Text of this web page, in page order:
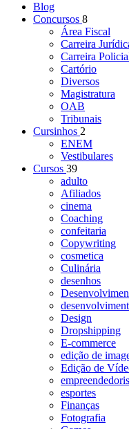
Blog
Concursos 8
Área Fiscal
Carreira
Carreira
Cartório
Diversos
Magistratura
OAB
Tribunais
Cursinhos 2
ENEM
Vestibulares
Cursos 39
adulto
Afiliados
cinema
Coaching
confeitaria
Copywriting
cosmetica
Culinária
desenhos
Design
Dropshipping
E-commerce
edição de
Edição de
esportes
Finanças
Fotografia